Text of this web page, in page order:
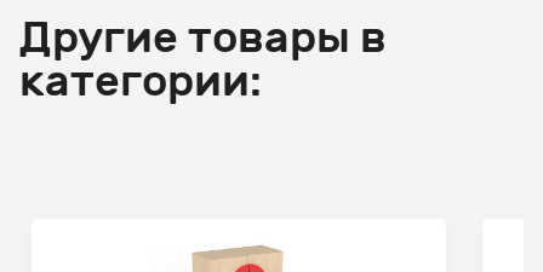
Другие товары в
категории: